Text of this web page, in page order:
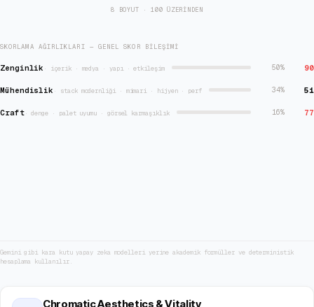
8 BOYUT · 100 ÜZERİNDEN
SKORLAMA AĞIRLIKLARI — GENEL SKOR BILEŞIMI
Zenginlik · içerik · medya · yapı · etkileşim 50% 90
Mühendislik · stack modernliği · mimari · hijyen · perf 34% 51
Craft·denge · palet uyumu · görsel karmaşıklık 16% 77
Gemini gibi kara kutu yapay zeka modelleri yerine akademik formüller ve deterministik
hesaplama kullanılır.
Chromatic Aesthetics & Vitality